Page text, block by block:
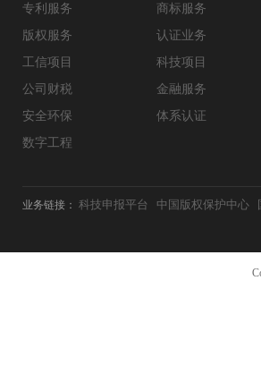
专利服务
商标服务
版权服务
认证业务
工信项目
科技项目
公司财税
金融服务
安全环保
体系认证
数字工程
业务链接： 科技申报平台 中国版权保护中心